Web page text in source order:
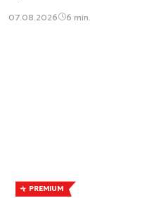
07.08.2026 6 min.
PREMIUM